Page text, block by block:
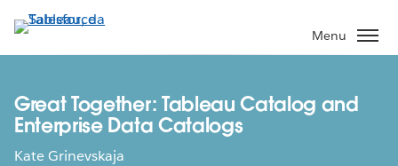
Pular
para
o
principal
Menu
Great Together: Tableau Catalog and
Enterprise Data Catalogs
Kate Grinevskaja